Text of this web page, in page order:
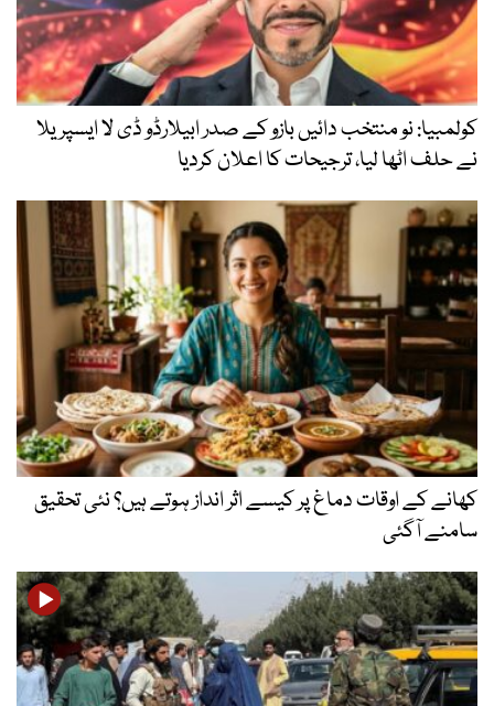
کولمبیا: نو منتخب دائیں بازو کے صدر ابیلارڈو ڈی لا ایسپریلا
نے حلف اٹھا لیا، ترجیحات کا اعلان کردیا
کھانے کے اوقات دماغ پر کیسے اثر انداز ہوتے ہیں؟ نئی تحقیق
سامنے آگئی